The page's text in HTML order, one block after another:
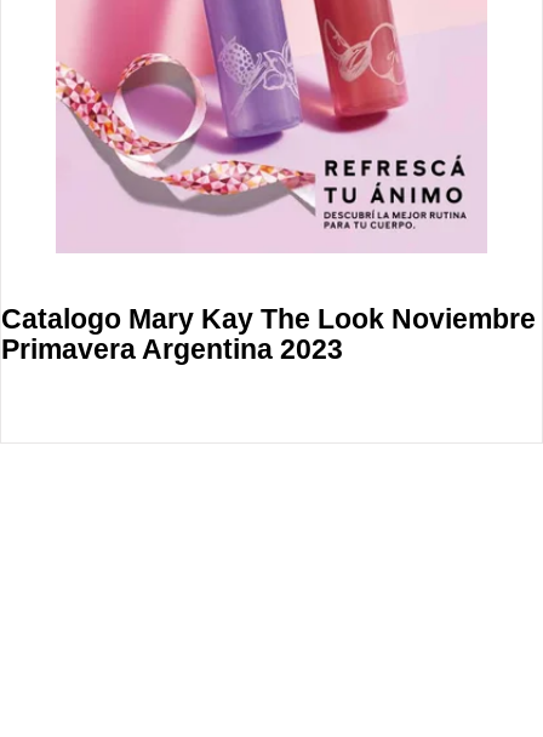
Catalogo Mary Kay The Look Noviembre
Primavera Argentina 2023